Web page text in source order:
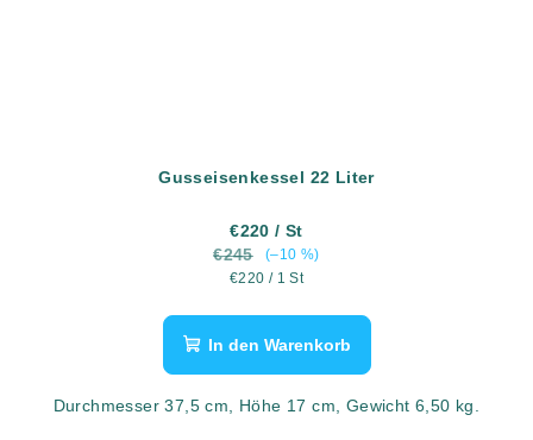
Gusseisenkessel 22 Liter
€220/ St
€245
(–10 %)
Verkaufspreis:
€220 / 1 St
In den Warenkorb
Durchmesser 37,5 cm, Höhe 17 cm, Gewicht 6,50 kg.